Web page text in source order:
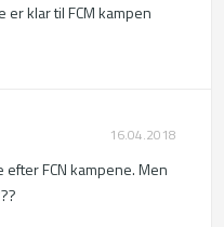
klar til FCM kampen
16.04.2018
efter FCN kampene. Men